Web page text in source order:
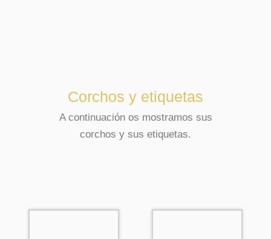
Corchos y etiquetas
A continuación os mostramos sus
corchos y sus etiquetas.